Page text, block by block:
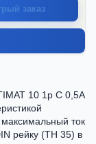
заказ
10 1p C 0,5А
ток
рейку (ТН 35) в